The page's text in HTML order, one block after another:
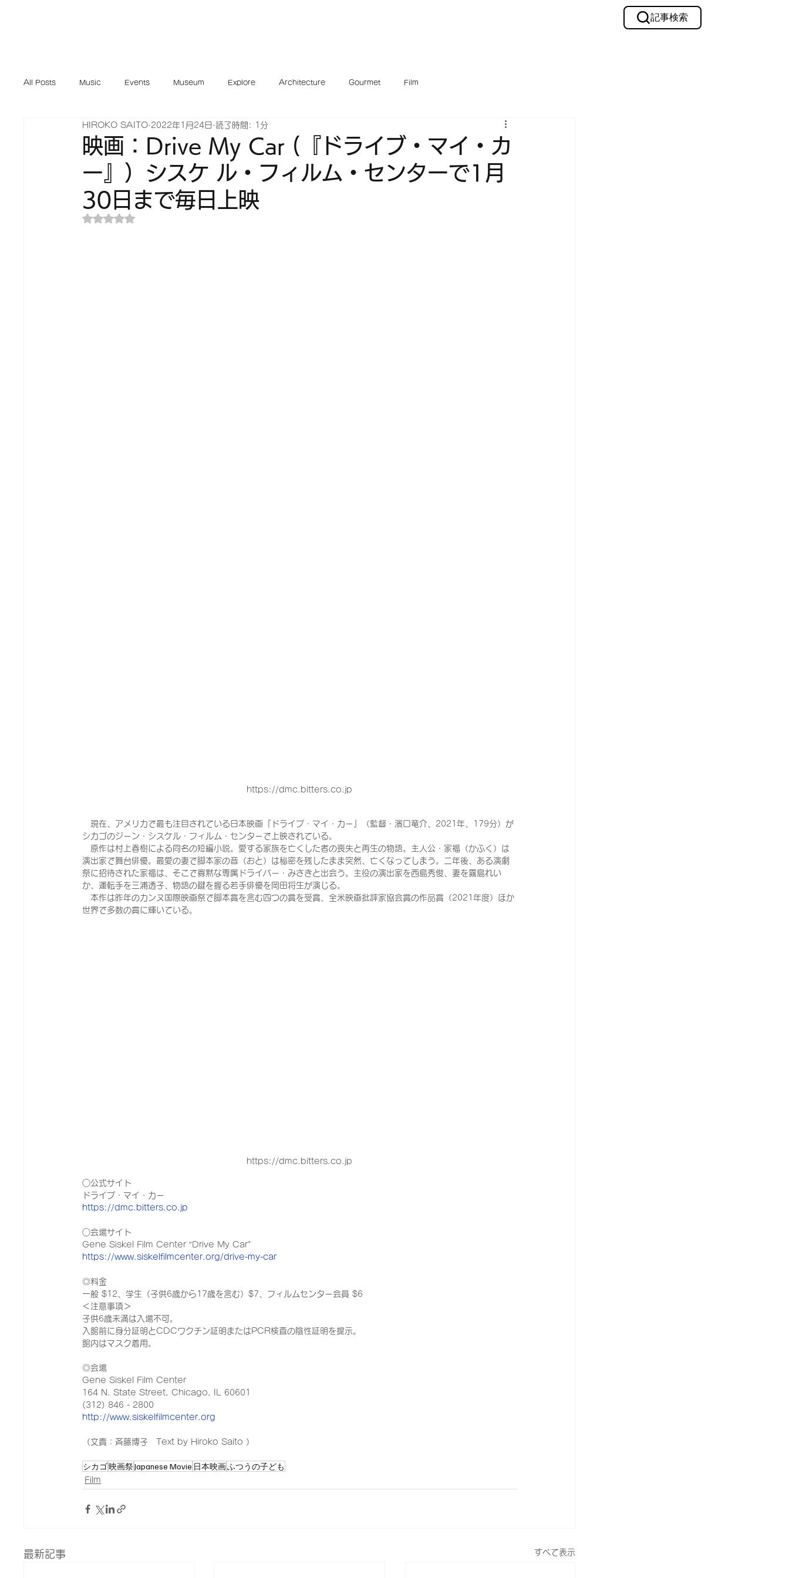
記事検索
All Posts Music Events Museum Explore Architecture Gourmet Film
映画：Drive My Car (『ドライブ・マイ・カ
ー』）シスケ ル・フィルム・センターで1月
30日まで毎日上映
HIROKO SAITO 2022年1月24日 読了時間: 1分
5つ星のうちNaNと評価されています。
https://dmc.bitters.co.jp
現在、アメリカで最も注目されている日本映画『ドライブ・マイ・カー』（監督・濱口竜介、2021年、179分）が
シカゴのジーン・シスケル・フィルム・センターで上映されている。
原作は村上春樹による同名の短編小説。愛する家族を亡くした者の喪失と再生の物語。主人公・家福（かふく）は
演出家で舞台俳優。最愛の妻で脚本家の音（おと）は秘密を残したまま突然、亡くなってしまう。二年後、ある演劇
祭に招待された家福は、そこで寡黙な専属ドライバー・みさきと出会う。主役の演出家を西島秀俊、妻を霧島れい
か、運転手を三浦透子、物語の鍵を握る若手俳優を岡田将生が演じる。
本作は昨年のカンヌ国際映画祭で脚本賞を含む四つの賞を受賞、全米映画批評家協会賞の作品賞（2021年度）ほか
世界で多数の賞に輝いている。
https://dmc.bitters.co.jp
○公式サイト
ドライブ・マイ・カー
https://dmc.bitters.co.jp
○会場サイト
Gene Siskel Film Center “Drive My Car"
https://www.siskelfilmcenter.org/drive-my-car
◎料金
一般 $12、学生（子供6歳から17歳を含む）$7、フィルムセンター会員 $6
＜注意事項＞
子供6歳未満は入場不可。
入館前に身分証明とCDCワクチン証明またはPCR検査の陰性証明を提示。
館内はマスク着用。
◎会場
Gene Siskel Film Center
164 N. State Street, Chicago, IL 60601
(312) 846 - 2800
http://www.siskelfilmcenter.org
（文責：斉藤博子　Text by Hiroko Saito ）
シカゴ映画祭Japanese Movie 日本映画ふつうの子ども
Film
最新記事 すべて表示